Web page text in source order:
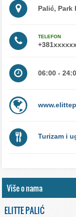
Palić, Park
TELEFON
06:00 -
Turizam i
Više o nama
ELITTE PALIĆ